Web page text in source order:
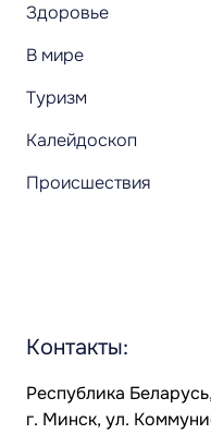
Здоровье
В мире
Туризм
Калейдоскоп
Происшествия
Контакты:
Республика
г. Минск, ул.